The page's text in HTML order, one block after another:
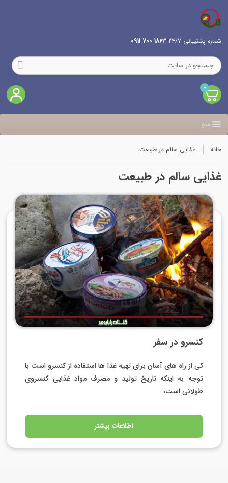
شماره پشتیبانی 24/7 1863 700 0911
0
منو
خانه غذایی سالم در طبیعت
غذایی سالم در طبیعت
کنسرو در سفر
کی از راه های آسان برای تهیه غذا ها استفاده از کنسرو است با
توجه به اینکه تاریخ تولید و مصرف مواد غذایی کنسروی
طولانی است،
اطلاعات بیشتر